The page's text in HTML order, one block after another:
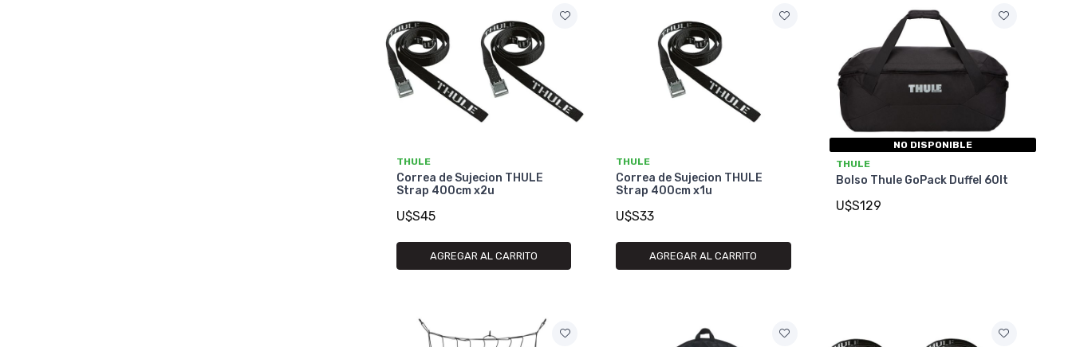
THULE
Correa de Sujecion THULE
Strap 400cm x2u
U$S45
AGREGAR AL CARRITO
THULE
Correa de Sujecion THULE
Strap 400cm x1u
U$S33
AGREGAR AL CARRITO
NO DISPONIBLE
THULE
Bolso Thule GoPack Duffel 60lt
U$S129